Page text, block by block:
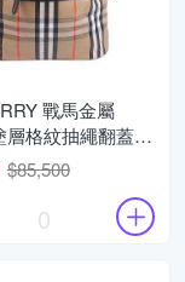
戰馬金屬
層格紋抽繩翻蓋式
包(卡其)
$85,500
0